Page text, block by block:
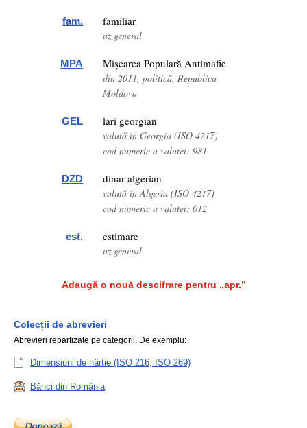
fam. familiar
uz general
MPA Mişcarea Populară Antimafie
din 2011, politică, Republica
Moldova
GEL lari georgian
valută în Georgia (ISO 4217)
cod numeric a valutei: 981
DZD dinar algerian
valută în Algeria (ISO 4217)
cod numeric a valutei: 012
est. estimare
uz general
Adaugă o nouă descifrare pentru „apr.”
Colecții de abrevieri
Abrevieri repartizate pe categorii. De exemplu:
Dimensiuni de hârtie (ISO 216, ISO 269)
Bănci din România